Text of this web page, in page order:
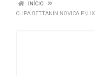
INÍCIO
CLIPA BETTANIN NOVICA